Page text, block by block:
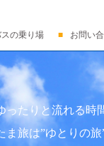
スの乗り場 お問い
ったりと流れる時
ま旅は”ゆとりの旅